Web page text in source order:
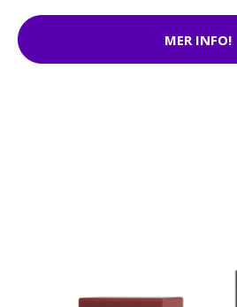
MER INFO!